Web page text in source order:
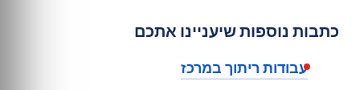
כתבות נוספות שיעניינו אתכם
עבודות ריתוך במרכז